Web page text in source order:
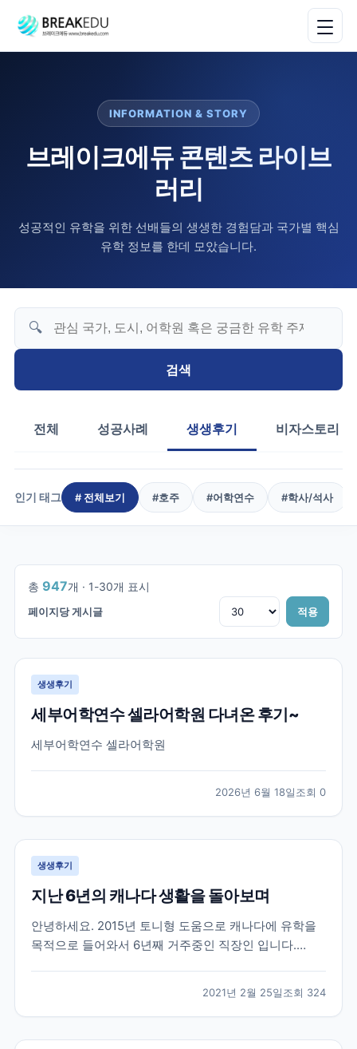
INFORMATION & STORY
브레이크에듀 콘텐츠 라이브
러리
성공적인 유학을 위한 선배들의 생생한 경험담과 국가별 핵심
유학 정보를 한데 모았습니다.
🔍
검색
전체 성공사례 생생후기 비자스토리
인기 태그 # 전체보기 #호주 #어학연수 #학사/석사
총 947개 · 1-30개 표시
페이지당 게시글 적용
1/32
생생후기
세부어학연수 셀라어학원 다녀온 후기~
세부어학연수 셀라어학원
2026년 6월 18일조회 0
생생후기
지난 6년의 캐나다 생활을 돌아보며
안녕하세요. 2015년 토니형 도움으로 캐나다에 유학을
목적으로 들어와서 6년째 거주중인 직장인 입니다.
시간이 지났네요. 캐나다라는 나라가 어디에 있는지도
몰랐던 제가 군 복무중에 수많은 유학원들 중에서 브레
이크...
2021년 2월 25일조회 324